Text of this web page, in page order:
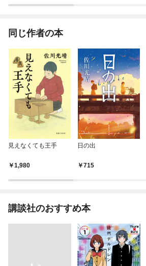
同じ作者の本
見えなくても王手
1,980
日の出
715
講談社のおすすめ本